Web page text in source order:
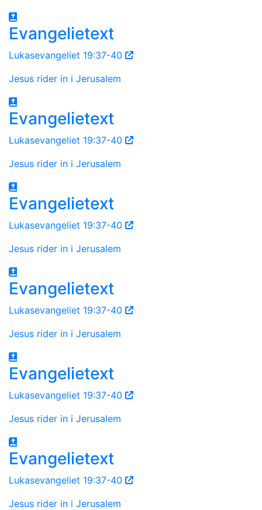
Evangelietext
Lukasevangeliet 19:37-40
Jesus rider in i Jerusalem
Evangelietext
Lukasevangeliet 19:37-40
Jesus rider in i Jerusalem
Evangelietext
Lukasevangeliet 19:37-40
Jesus rider in i Jerusalem
Evangelietext
Lukasevangeliet 19:37-40
Jesus rider in i Jerusalem
Evangelietext
Lukasevangeliet 19:37-40
Jesus rider in i Jerusalem
Evangelietext
Lukasevangeliet 19:37-40
Jesus rider in i Jerusalem